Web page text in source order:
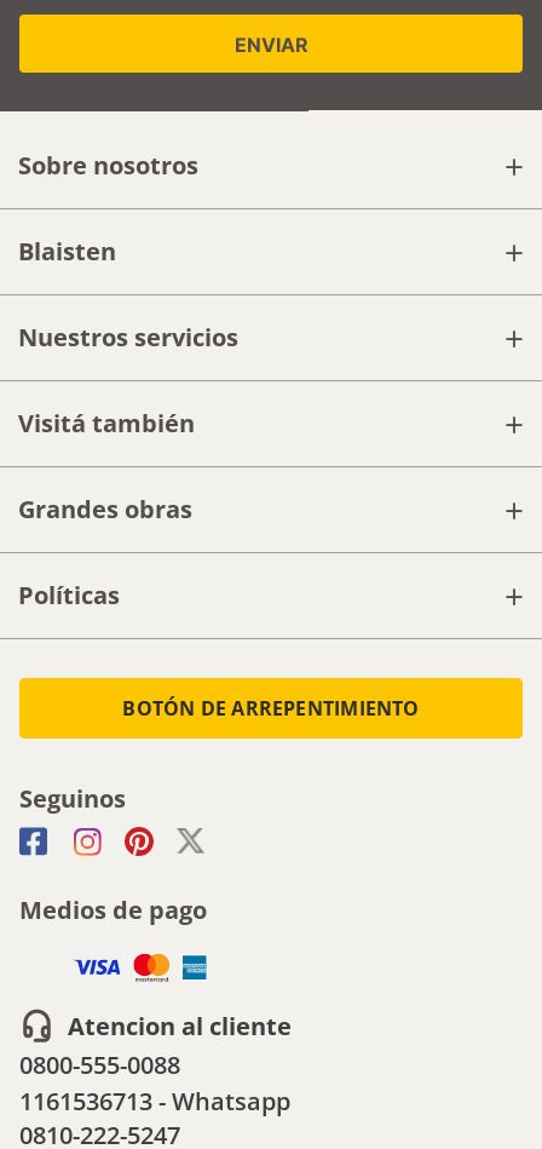
Sobre nosotros +
Blaisten +
Nuestros servicios +
Visitá también +
Grandes obras +
Políticas +
BOTÓN DE ARREPENTIMIENTO
Seguinos
Medios de pago
Atencion al cliente
0800-555-0088
1161536713 - Whatsapp
0810-222-5247